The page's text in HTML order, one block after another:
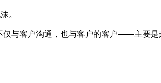
。
仅与客户沟通，也与客户的客户——主要